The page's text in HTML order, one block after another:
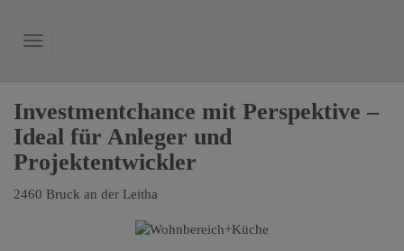
Navigation anzeigen
Investmentchance mit Perspektive –
Ideal für Anleger und
Projektentwickler
2460 Bruck an der Leitha